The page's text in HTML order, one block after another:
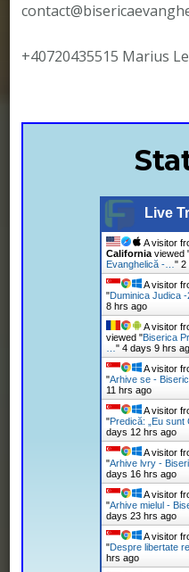
+40720435515 Marius
Live
A visitor
Californiaviewed
Evanghelică -… " 2
A visitor
"Duminica Judica
8 hrs ago
A visitor
viewed "Biserica
" 4 days 9 hrs
A visitor
"Arhive se -
11 hrs ago
A visitor
"Predică: „Eu sunt
days 12 hrs ago
A visitor
"Arhive lvry -
days 16 hrs ago
A visitor
"Arhive mielul -
days 23 hrs ago
A visitor
"Despre libertate
hrs ago